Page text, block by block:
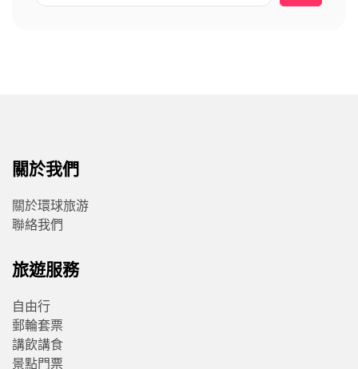
關於我們
關於環球旅游
聯絡我們
旅遊服務
自由行
郵輪套票
講飲講食
景點門票